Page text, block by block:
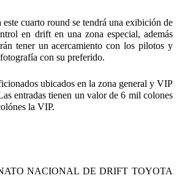
cuarto round se tendrá una exibición de
en drift en una zona especial, además
tener un acercamiento con los pilotos y
con su preferido.
entradas tienen un valor de 6 mil colones
la VIP.
NACIONAL DE DRIFT TOYOTA